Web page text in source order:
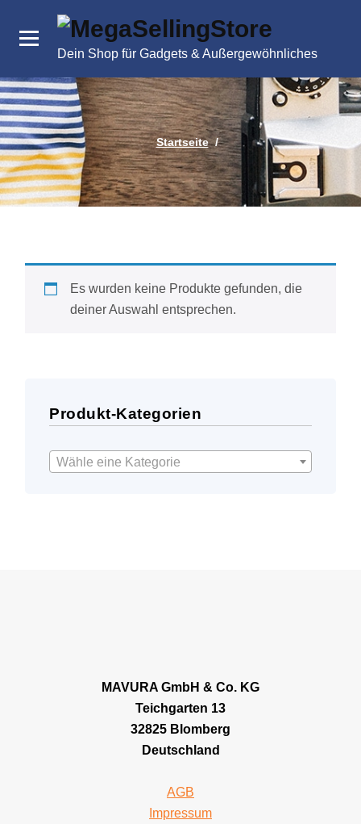
Inhalt
Dein Shop für Gadgets & Außergewöhnliches
Startseite/
Es wurden keine Produkte gefunden, die
deiner Auswahl entsprechen.
Produkt-Kategorien
Wähle eine Kategorie
MAVURA GmbH & Co. KG
Teichgarten 13
32825 Blomberg
Deutschland
AGB
Impressum